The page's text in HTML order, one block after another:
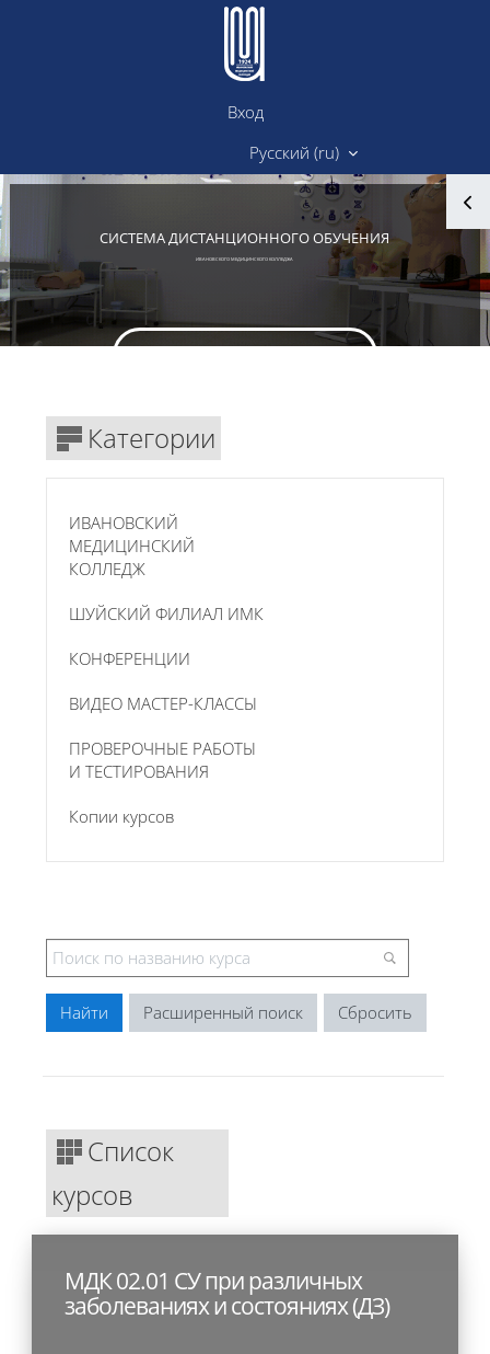
Перейти к основному содержанию
Вход
Русский ‎(ru)‎
Блоки
СИСТЕМА ДИСТАНЦИОННОГО ОБУЧЕНИЯ
ИВАНОВСКОГО МЕДИЦИНСКОГО КОЛЛЕДЖА
Блоки
Категории
ИВАНОВСКИЙ
МЕДИЦИНСКИЙ
КОЛЛЕДЖ
ШУЙСКИЙ ФИЛИАЛ ИМК
КОНФЕРЕНЦИИ
ВИДЕО МАСТЕР-КЛАССЫ
ПРОВЕРОЧНЫЕ РАБОТЫ
И ТЕСТИРОВАНИЯ
Копии курсов
Расширенный поиск
Список
курсов
МДК 02.01 СУ при различных
заболеваниях и состояниях (ДЗ)